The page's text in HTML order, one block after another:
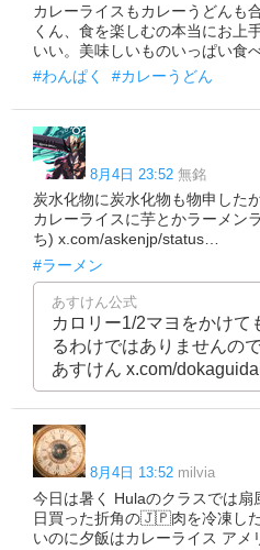
カレーライスもカレーうどんも
くん、食を楽しむの本当にお上
いい。美味しいものいっぱい食
#わんぱく
#カレーうどん
8月4日 23:52 無銘
炭水化物に炭水化物も物申した
カレーライスに芋とかラーメン
ち) x.com/askenjp/status…
#ラーメン
あすけん公式
カロリー1/2マヨをかけて
るわけではありませんの
あすけん x.com/
8月4日 13:52 milvia
今日は暑く Hulaのクラスでは
日買った折角の🇯🇵肉を冷凍し
いのに夕飯はカレーライス アメ